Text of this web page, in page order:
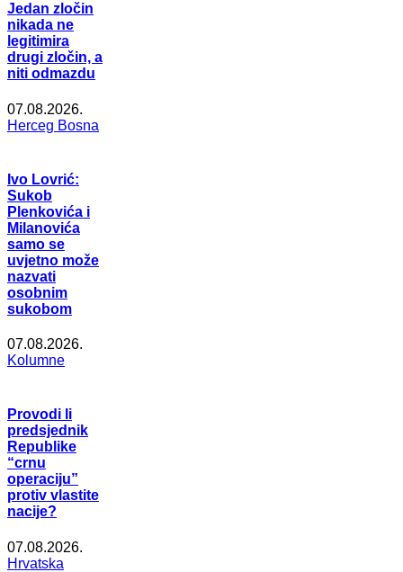
Jedan zločin
nikada ne
legitimira
drugi zločin, a
niti odmazdu
07.08.2026.
Herceg Bosna
Ivo Lovrić:
Sukob
Plenkovića i
Milanovića
samo se
uvjetno može
nazvati
osobnim
sukobom
07.08.2026.
Kolumne
Provodi li
predsjednik
Republike
“crnu
operaciju”
protiv vlastite
nacije?
07.08.2026.
Hrvatska